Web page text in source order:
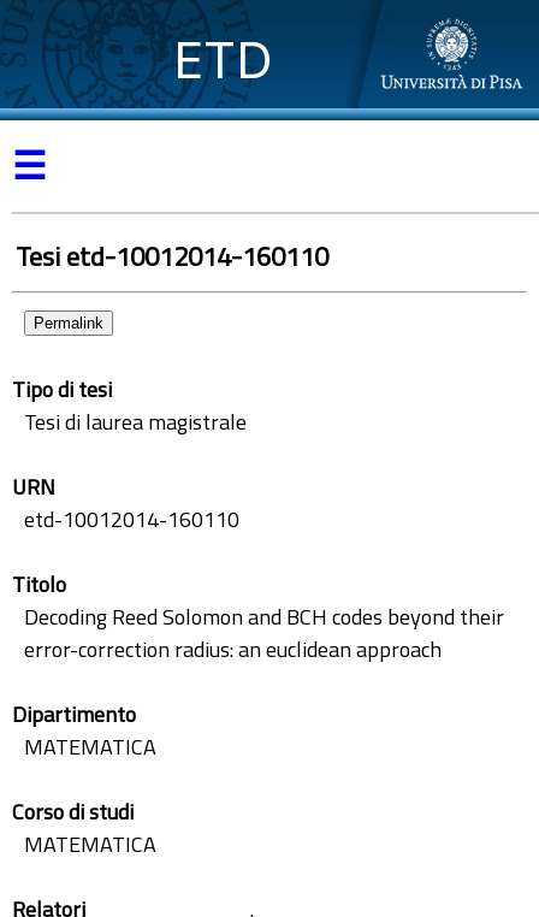
ETD
☰
Tesi etd-10012014-160110
Permalink
Tipo di tesi
Tesi di laurea magistrale
URN
etd-10012014-160110
Titolo
Decoding Reed Solomon and BCH codes beyond their
error-correction radius: an euclidean approach
Dipartimento
MATEMATICA
Corso di studi
MATEMATICA
Relatori
.